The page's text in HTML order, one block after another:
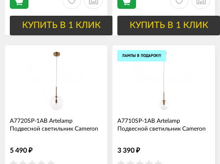
КУПИТЬ В 1 КЛИК КУПИТЬ В 1 КЛИК
A7720SP-1AB Artelamp
Подвесной светильник Cameron
5 490 ₽
ЛАМПЫ В ПОДАРОК!!!
A7710SP-1AB Artelamp
Подвесной светильник Cameron
3 390 ₽